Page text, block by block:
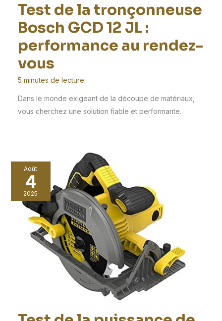
Test de la tronçonneuse
Bosch GCD 12 JL :
performance au rendez-
vous
5 minutes de lecture
Dans le monde exigeant de la découpe de matériaux,
vous cherchez une solution fiable et performante.
Août
4
2025